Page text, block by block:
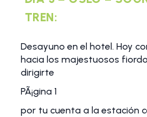
TREN:
Desayuno en el hotel. Hoy
hacia los majestuosos
dirigirte
PÃ¡gina 1
por tu cuenta a la estación